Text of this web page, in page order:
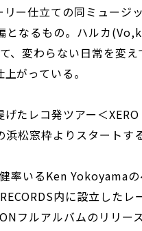
ー仕立ての同ミュージ
なるもの。ハルカ
、変わらない日常を変
がっている。
たレコ発ツアー＜
松窓枠よりスタートする
率いるKen Yokoyama
内に設立したレ
フルアルバムのリリー